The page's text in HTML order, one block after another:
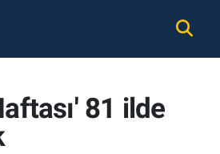
81 ilde